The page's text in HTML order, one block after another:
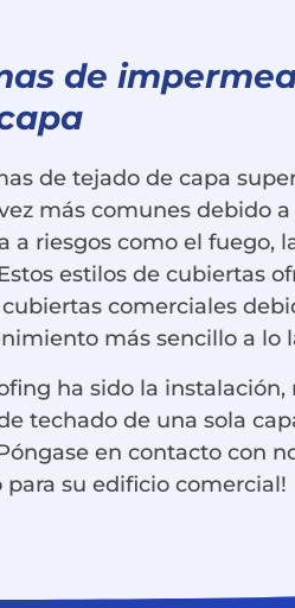
de
de tejado de capa
más comunes debido
a riesgos como el fuego,
estilos de cubiertas
comerciales
más sencillo a lo
ha sido la
techado de una sola
en contacto con
para su edificio comercial!